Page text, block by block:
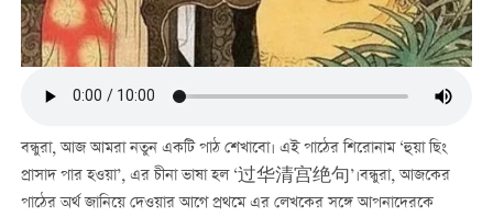
বন্ধুরা, আজ আমরা নতুন একটি পাঠ শেখাবো। এই পাঠের শিরোনাম ‘হুয়া ছিং
প্রাসাদ পার হওয়া’, এর চীনা ভাষা হল ‘过华清宫绝句’।বন্ধুরা, আজকের
পাঠের অর্থ জানিয়ে দেওয়ার আগে প্রথমে এর লেখকের সঙ্গে আপনাদেরকে